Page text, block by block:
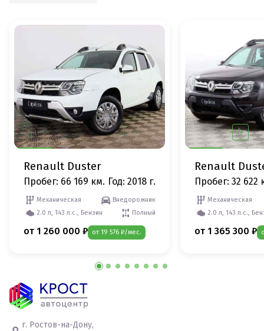
Renault Duster
Пробег: 66 169 км. Год: 2018 г.
Механическая
Внедорожник
2.0 л, 143 л.с., Бензин
Полный
от 1 260 000 ₽ от 19 576 ₽/мес.
Renault
Пробег: 32 622
Механическая
2.0 л, 143 л.с.,
от 1 365 300 ₽
г. Ростов-на-Дону,